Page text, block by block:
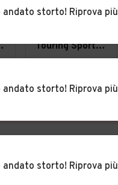
€ 6.900
Touring Sports
1.4 D-4D Active
andato storto! Riprova più
andato storto! Riprova più
andato storto! Riprova più